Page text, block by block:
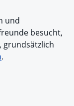
und
besucht,
grundsätzlich
.